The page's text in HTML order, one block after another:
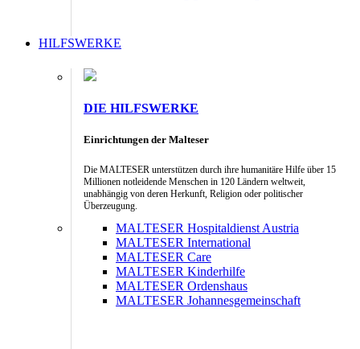
HILFSWERKE
DIE HILFSWERKE
Einrichtungen der Malteser
Die MALTESER unterstützen durch ihre humanitäre Hilfe über 15
Millionen notleidende Menschen in 120 Ländern weltweit,
unabhängig von deren Herkunft, Religion oder politischer
Überzeugung.
MALTESER Hospitaldienst Austria
MALTESER International
MALTESER Care
MALTESER Kinderhilfe
MALTESER Ordenshaus
MALTESER Johannesgemeinschaft